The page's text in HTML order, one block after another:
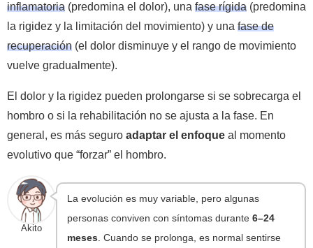
inflamatoria (predomina el dolor), una fase rígida (predomina
la rigidez y la limitación del movimiento) y una fase de
recuperación (el dolor disminuye y el rango de movimiento
vuelve gradualmente).
El dolor y la rigidez pueden prolongarse si se sobrecarga el
hombro o si la rehabilitación no se ajusta a la fase. En
general, es más seguro adaptar el enfoque al momento
evolutivo que “forzar” el hombro.
Akito
La evolución es muy variable, pero algunas
personas conviven con síntomas durante6–24
meses . Cuando se prolonga, es normal sentirse